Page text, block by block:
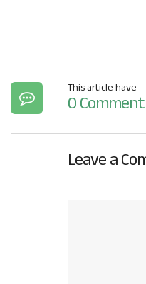
This article have
0 Comment
Leave a